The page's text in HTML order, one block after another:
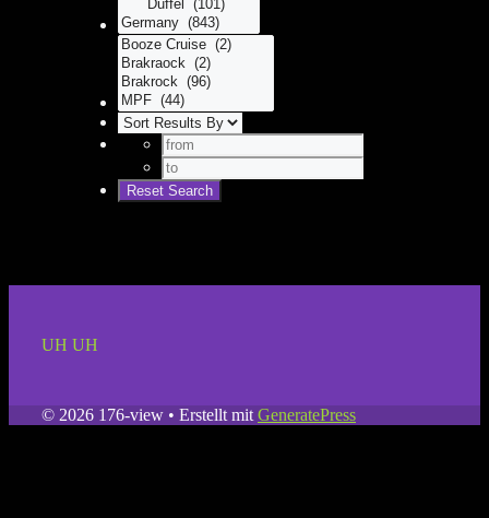
UH UH
© 2026 176-view • Erstellt mit GeneratePress